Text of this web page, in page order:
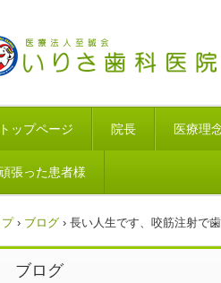
トップページ 院長 医療理
張った患者様
プ › ブログ › 長い人生です、咬筋注射で
ブログ